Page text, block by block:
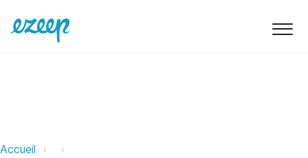
ezeep Support Support
Accueil Link